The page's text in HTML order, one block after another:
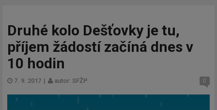
Druhé kolo Dešťovky je tu,
příjem žádostí začíná dnes v
10 hodin
7. 9. 2017 | autor: SFŽP 0